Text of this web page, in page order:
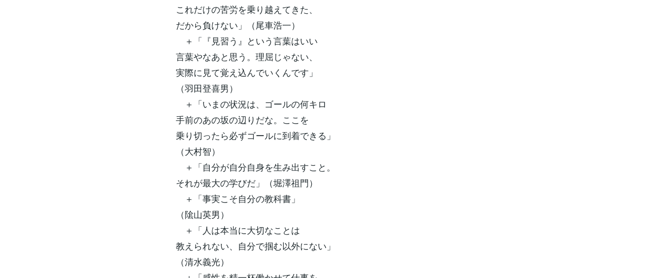
これだけの苦労を乗り越えてきた、
だから負けない」（尾車浩一）
＋「『見習う』という言葉はいい
言葉やなあと思う。理屈じゃない、
実際に見て覚え込んでいくんです」
（羽田登喜男）
＋「いまの状況は、ゴールの何キロ
手前のあの坂の辺りだな。ここを
乗り切ったら必ずゴールに到着できる」
（大村智）
＋「自分が自分自身を生み出すこと。
それが最大の学びだ」（堀澤祖門）
＋「事実こそ自分の教科書」
（隂山英男）
＋「人は本当に大切なことは
教えられない、自分で掴む以外にない」
（清水義光）